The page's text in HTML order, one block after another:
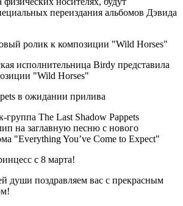
переиздания альбомов Дэвида
ролик к композиции "Wild Horses"
исполнительница Birdy представила
"Wild Horses"
в ожидании прилива
группа The Last Shadow Pappets
на заглавную песню с нового
"Everything You’ve Come to Expect"
с 8 марта!
души поздравляем вас с прекрасным